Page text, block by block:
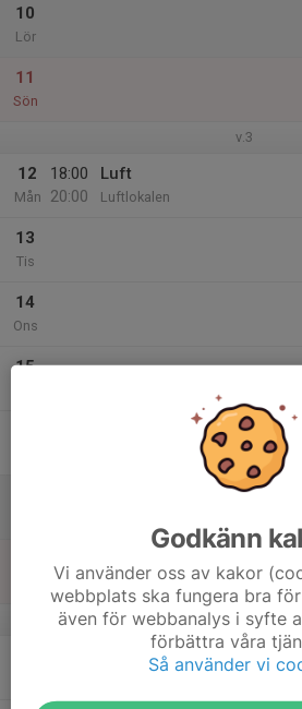
10
Lör
11
Sön
v.3
12
Mån
18:00
20:00
Luft
Luftlokalen
13
Tis
14
Ons
15
v.4
Godkänn
Vi använder oss av kakor
webbplats ska fungera bra
även för webbanalys i syfte
förbättra våra
Så använder vi